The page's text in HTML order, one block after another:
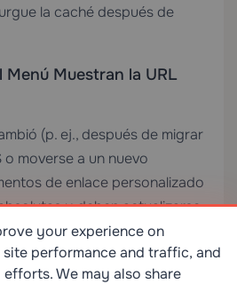
la caché después de
Menú Muestran la URL
(p. ej., después de migrar
o moverse a un nuevo
de enlace personalizado
y deben actualizarse
una búsqueda y
de datos:
your experience on
performance and traffic, and
We may also share